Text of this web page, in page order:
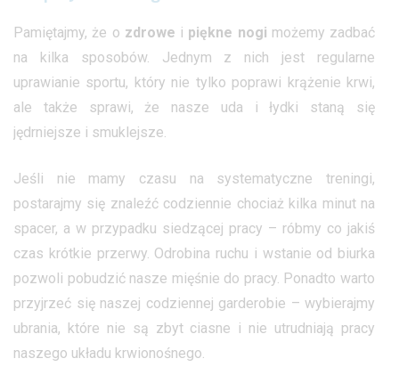
Pamiętajmy, że o zdrowe i piękne nogi możemy zadbać
na kilka sposobów. Jednym z nich jest regularne
uprawianie sportu, który nie tylko poprawi krążenie krwi,
ale także sprawi, że nasze uda i łydki staną się
jędrniejsze i smuklejsze.
Jeśli nie mamy czasu na systematyczne treningi,
postarajmy się znaleźć codziennie chociaż kilka minut na
spacer, a w przypadku siedzącej pracy – róbmy co jakiś
czas krótkie przerwy. Odrobina ruchu i wstanie od biurka
pozwoli pobudzić nasze mięśnie do pracy. Ponadto warto
przyjrzeć się naszej codziennej garderobie – wybierajmy
ubrania, które nie są zbyt ciasne i nie utrudniają pracy
naszego układu krwionośnego.